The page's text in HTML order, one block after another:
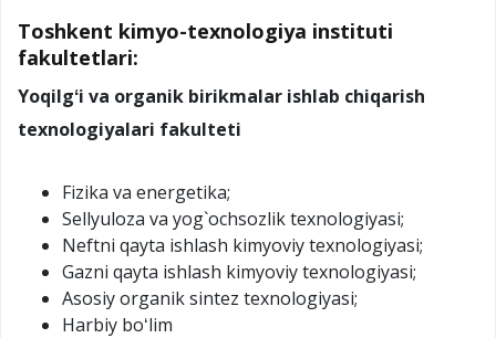
Toshkent kimyo-texnologiya instituti
fakultetlari:
Yoqilgʻi va organik birikmalar ishlab chiqarish
texnologiyalari fakulteti
Fizika va energetika;
Sellyuloza va yog`ochsozlik texnologiyasi;
Neftni qayta ishlash kimyoviy texnologiyasi;
Gazni qayta ishlash kimyoviy texnologiyasi;
Asosiy organik sintez texnologiyasi;
Harbiy boʻlim